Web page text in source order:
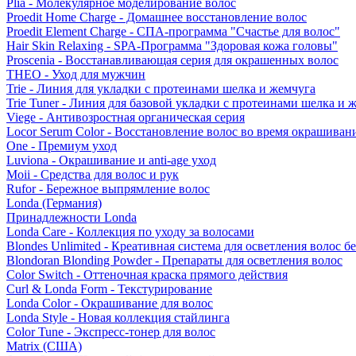
Plia - Молекулярное моделирование волос
Proedit Home Charge - Домашнее восстановление волос
Proedit Element Charge - СПА-программа "Счастье для волос"
Hair Skin Relaxing - SPA-Программа "Здоровая кожа головы"
Proscenia - Восстанавливающая серия для окрашенных волос
THEO - Уход для мужчин
Trie - Линия для укладки с протеинами шелка и жемчуга
Trie Tuner - Линия для базовой укладки с протеинами шелка и
Viege - Антивозростная органическая серия
Locor Serum Color - Восстановление волос во время
One - Премиум уход
Luviona - Окрашивание и anti-age уход
Moii - Средства для волос и рук
Rufor - Бережное выпрямление волос
Londa (Германия)
Принадлежности Londa
Londa Care - Коллекция по уходу за волосами
Blondes Unlimited - Креативная система для осветления волос
Blondoran Blonding Powder - Препараты для осветления волос
Color Switch - Оттеночная краска прямого действия
Curl & Londa Form - Текстурирование
Londa Color - Окрашивание для волос
Londa Style - Новая коллекция стайлинга
Color Tune - Экспресс-тонер для волос
Matrix (США)